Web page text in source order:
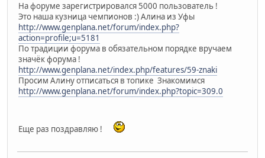
На форуме зарегистрировался 5000 пользователь !
Это наша кузница чемпионов :) Алина из Уфы
http://www.genplana.net/forum/index.php?
action=profile;u=5181
По традиции форума в обязательном порядке вручаем
значёк форума !
http://www.genplana.net/index.php/features/59-znaki
Просим Алину отписаться в топике Знакомимся
http://www.genplana.net/forum/index.php?topic=309.0
Еще раз поздравляю !